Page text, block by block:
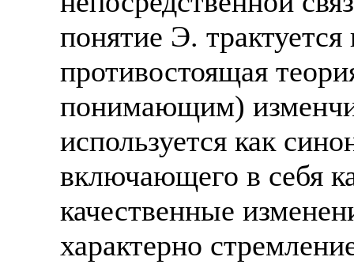
понятие Э.
противостоящая
понимающим)
используется как
включающего в себя
качественные
характерно